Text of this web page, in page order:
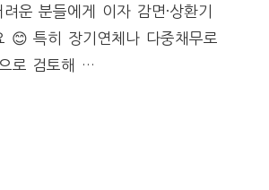
운 분들에게 이자 감면·상환기
😊 특히 장기연체나 다중채무로
로 검토해 …